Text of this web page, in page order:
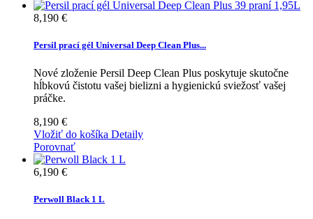
8,190 €
Persil prací gél Universal Deep Clean Plus...
Nové zloženie Persil Deep Clean Plus poskytuje skutočne
hĺbkovú čistotu vašej bielizni a hygienickú sviežosť vašej
práčke.
8,190 €
Vložiť do košíka Detaily
Porovnať
6,190 €
Perwoll Black 1 L